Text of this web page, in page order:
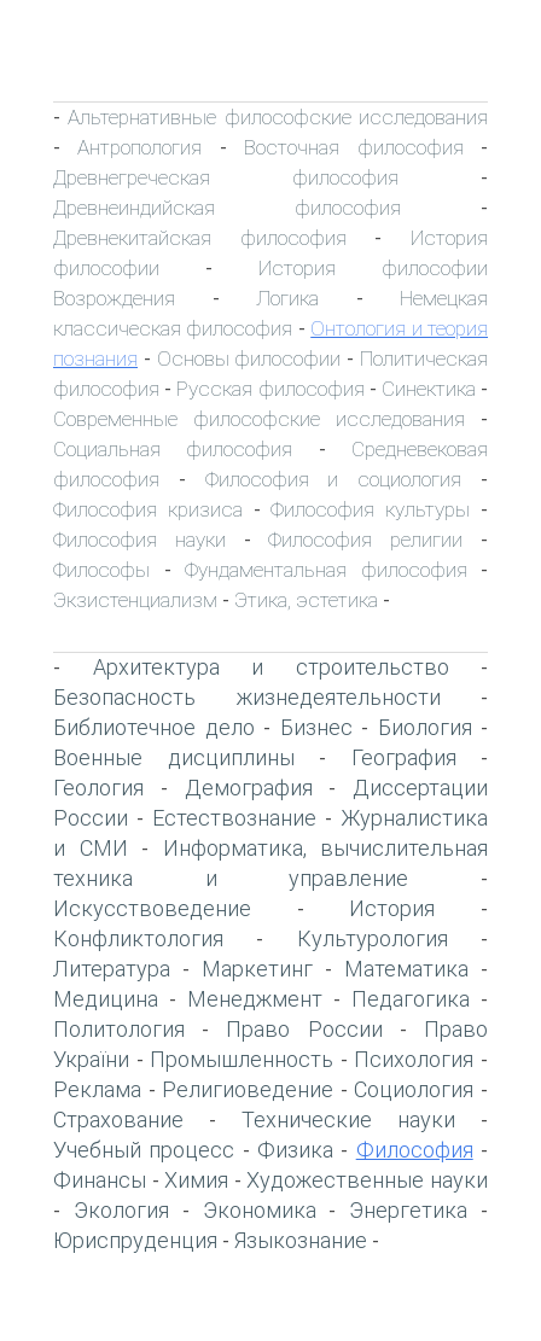
-Альтернативные философские исследования
-Антропология - Восточная философия -
Древнегреческая философия -
Древнеиндийская философия -
Древнекитайская философия - История
философии - История философии
Возрождения - Логика - Немецкая
классическая философия - Онтология и теория
познания - Основы философии - Политическая
философия - Русская философия - Синектика -
Современные философские исследования -
Социальная философия - Средневековая
философия - Философия и социология -
Философия кризиса -Философия культуры -
Философия науки -Философия религии -
Философы - Фундаментальная философия -
Экзистенциализм - Этика, эстетика -
- Архитектура и строительство -
Безопасность жизнедеятельности -
Библиотечное дело - Бизнес - Биология -
Военные дисциплины - География -
Геология - Демография -
Диссертации
России - Естествознание - Журналистика
и СМИ -
Информатика, вычислительная
техника и управление -
Искусствоведение - История -
Конфликтология - Культурология -
Литература - Маркетинг - Математика -
Медицина - Менеджмент - Педагогика -
Политология - Право России -
Право
України - Промышленность - Психология -
Реклама - Религиоведение - Социология -
Страхование - Технические науки -
Учебный процесс - Физика - Философия -
Финансы - Химия - Художественные науки
- Экология - Экономика - Энергетика -
Юриспруденция - Языкознание -